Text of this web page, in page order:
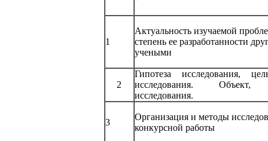
1
Актуальность изучаемой
степень ее разработанности
учеными
2
Гипотеза исследования,
исследования. Объект,
исследования.
3
Организация и методы
конкурсной работы